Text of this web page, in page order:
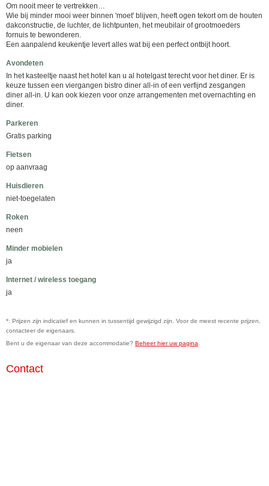
Om nooit meer te vertrekken…
Wie bij minder mooi weer binnen 'moet' blijven, heeft ogen tekort om de houten
dakconstructie, de luchter, de lichtpunten, het meubilair of grootmoeders
fornuis te bewonderen.
Een aanpalend keukentje levert alles wat bij een perfect ontbijt hoort.
Avondeten
In het kasteeltje naast het hotel kan u al hotelgast terecht voor het diner. Er is
keuze tussen een viergangen bistro diner all-in of een verfijnd zesgangen
diner all-in. U kan ook kiezen voor onze arrangementen met overnachting en
diner.
Parkeren
Gratis parking
Fietsen
op aanvraag
Huisdieren
niet-toegelaten
Roken
neen
Minder mobielen
ja
Internet / wireless toegang
ja
*: Prijzen zijn indicatief en kunnen in tussentijd gewijzigd zijn. Voor de meest recente prijzen,
contacteer de eigenaars.
Bent u de eigenaar van deze accommodatie? Beheer hier uw pagina
Contact